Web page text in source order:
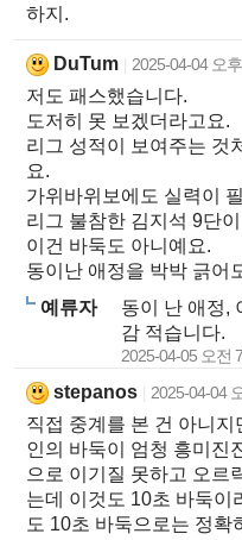
하지.
DuTum 2025-04-04 오
저도 패스했습니다.
도저히 못 보겠더라고요.
리그 성적이 보여주는 것
요.
가위바위보에도 실력이
리그 불참한 김지석 9단
이건 바둑도 아니예요.
동이난 애정을 박박 긁어
예류자
동이 난 애정,
감 적습니다.
2025-04-05 오전
stepanos 2025-04-04
직접 중계를 본 건 아니
인의 바둑이 엄청 흥미진
으로 이기질 못하고 오르
는데 이것도 10초 바둑이
도 10초 바둑으로는 정확